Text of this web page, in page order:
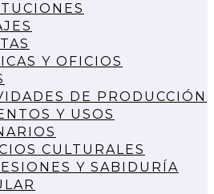
Y OFICIOS
DE PRODUCCIÓN
Y USOS
CULTURALES
Y SABIDURÍA